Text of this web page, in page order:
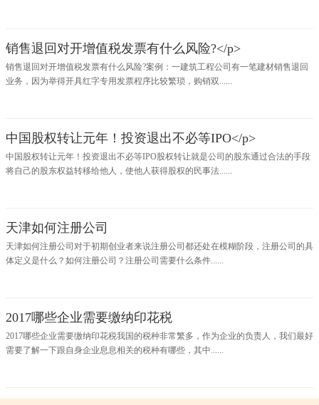
销售退回对开增值税发票有什么风险?</p>
销售退回对开增值税发票有什么风险?案例：一建筑工程公司有一笔建材销售退回
业务，因为举得开具红字专用发票程序比较繁琐，购销双......
中国股权转让元年！投资退出不必等IPO</p>
中国股权转让元年！投资退出不必等IPO股权转让就是公司的股东通过合法的手段
将自己的股东权益转移给他人，使他人获得股权的民事法......
天津如何注册公司
天津如何注册公司对于初期创业者来说注册公司都还处在模糊阶段，注册公司的具
体定义是什么？如何注册公司？注册公司需要什么条件......
2017哪些企业需要缴纳印花税
2017哪些企业需要缴纳印花税我国的税种非常繁多，作为企业的负责人，我们最好
需要了解一下跟自身企业息息相关的税种有哪些，其中......